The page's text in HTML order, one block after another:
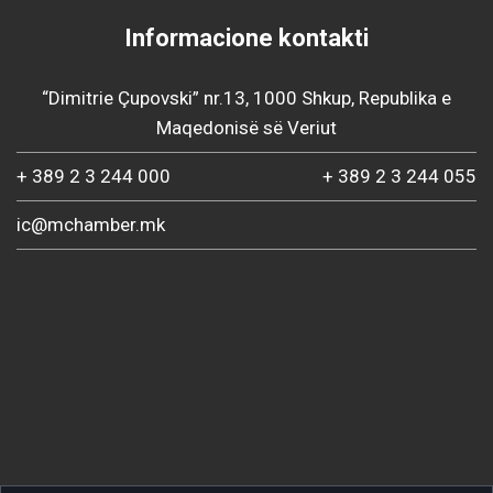
Informacione kontakti
“Dimitrie Çupovski” nr.13, 1000 Shkup, Republika e
Maqedonisë së Veriut
+ 389 2 3 244 000 + 389 2 3 244 055
ic@mchamber.mk